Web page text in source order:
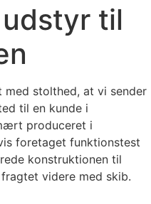
til
stolthed, at vi sender
til en kunde i
produceret i
foretaget funktionstest
konstruktionen til
videre med skib.